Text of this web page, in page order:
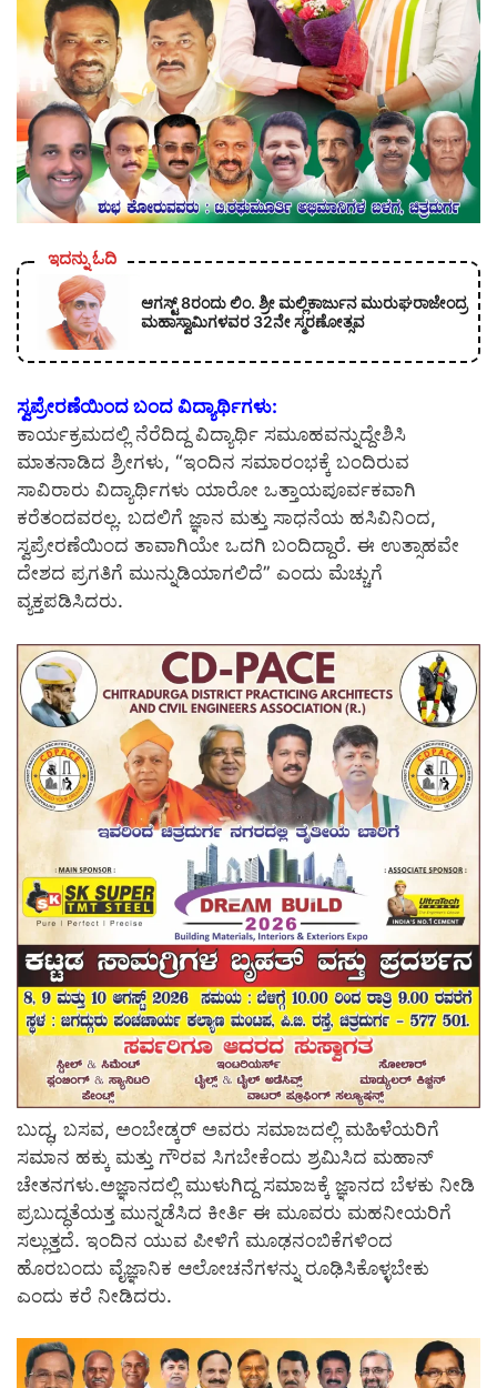
ಇದನ್ನು ಓದಿ
ಆಗಸ್ಟ್ 8ರಂದು ಲಿಂ. ಶ್ರೀ ಮಲ್ಲಿಕಾರ್ಜುನ ಮುರುಘರಾಜೇಂದ್ರ
ಮಹಾಸ್ವಾಮಿಗಳವರ 32ನೇ ಸ್ಮರಣೋತ್ಸವ
ಸ್ವಪ್ರೇರಣೆಯಿಂದ ಬಂದ ವಿದ್ಯಾರ್ಥಿಗಳು:
ಕಾರ್ಯಕ್ರಮದಲ್ಲಿ ನೆರೆದಿದ್ದ ವಿದ್ಯಾರ್ಥಿ ಸಮೂಹವನ್ನುದ್ದೇಶಿಸಿ
ಮಾತನಾಡಿದ ಶ್ರೀಗಳು, “ಇಂದಿನ ಸಮಾರಂಭಕ್ಕೆ ಬಂದಿರುವ
ಸಾವಿರಾರು ವಿದ್ಯಾರ್ಥಿಗಳು ಯಾರೋ ಒತ್ತಾಯಪೂರ್ವಕವಾಗಿ
ಕರೆತಂದವರಲ್ಲ. ಬದಲಿಗೆ ಜ್ಞಾನ ಮತ್ತು ಸಾಧನೆಯ ಹಸಿವಿನಿಂದ,
ಸ್ವಪ್ರೇರಣೆಯಿಂದ ತಾವಾಗಿಯೇ ಒದಗಿ ಬಂದಿದ್ದಾರೆ. ಈ ಉತ್ಸಾಹವೇ
ದೇಶದ ಪ್ರಗತಿಗೆ ಮುನ್ನುಡಿಯಾಗಲಿದೆ” ಎಂದು ಮೆಚ್ಚುಗೆ
ವ್ಯಕ್ತಪಡಿಸಿದರು.
ಬುದ್ಧ, ಬಸವ, ಅಂಬೇಡ್ಕರ್ ಅವರು ಸಮಾಜದಲ್ಲಿ ಮಹಿಳೆಯರಿಗೆ
ಸಮಾನ ಹಕ್ಕು ಮತ್ತು ಗೌರವ ಸಿಗಬೇಕೆಂದು ಶ್ರಮಿಸಿದ ಮಹಾನ್
ಚೇತನಗಳು.ಅಜ್ಞಾನದಲ್ಲಿ ಮುಳುಗಿದ್ದ ಸಮಾಜಕ್ಕೆ ಜ್ಞಾನದ ಬೆಳಕು ನೀಡಿ
ಪ್ರಬುದ್ಧತೆಯತ್ತ ಮುನ್ನಡೆಸಿದ ಕೀರ್ತಿ ಈ ಮೂವರು ಮಹನೀಯರಿಗೆ
ಸಲ್ಲುತ್ತದೆ. ಇಂದಿನ ಯುವ ಪೀಳಿಗೆ ಮೂಢನಂಬಿಕೆಗಳಿಂದ
ಹೊರಬಂದು ವೈಜ್ಞಾನಿಕ ಆಲೋಚನೆಗಳನ್ನು ರೂಢಿಸಿಕೊಳ್ಳಬೇಕು
ಎಂದು ಕರೆ ನೀಡಿದರು.